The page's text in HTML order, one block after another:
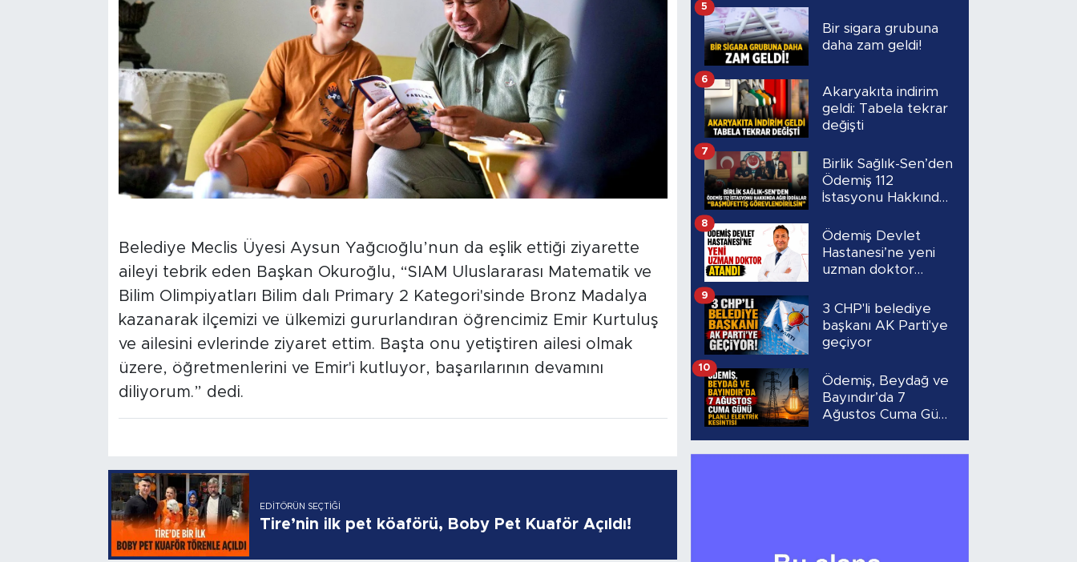
Belediye Meclis Üyesi Aysun Yağcıoğlu’nun da eşlik ettiği ziyarette
aileyi tebrik eden Başkan Okuroğlu, “SIAM Uluslararası Matematik ve
Bilim Olimpiyatları Bilim dalı Primary 2 Kategori'sinde Bronz Madalya
kazanarak ilçemizi ve ülkemizi gururlandıran öğrencimiz Emir Kurtuluş
ve ailesini evlerinde ziyaret ettim. Başta onu yetiştiren ailesi olmak
üzere, öğretmenlerini ve Emir'i kutluyor, başarılarının devamını
diliyorum.” dedi.
EDITÖRÜN SEÇTIĞI
Tire’nin ilk pet köaförü, Boby Pet Kuaför Açıldı!
Bir sigara grubuna
daha zam geldi!
5
Akaryakıta indirim
geldi: Tabela tekrar
değişti
6
Birlik Sağlık-Sen’den
Ödemiş 112
İstasyonu Hakkında
“Başmüfettiş
Görevlendirilsin”
7
Ödemiş Devlet
Hastanesi’ne yeni
uzman doktor
8
3 CHP'li belediye
başkanı AK Parti'ye
geçiyor
9
Ödemiş, Beydağ ve
Bayındır’da 7
Ağustos Cuma Günü
10